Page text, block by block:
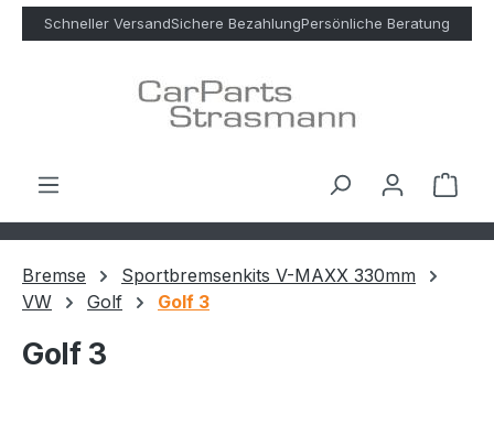
Zum Hauptinhalt springen
Schneller VersandSichere BezahlungPersönliche Beratung
Bremse
Sportbremsenkits V-MAXX 330mm
VW
Golf Golf 3
Golf 3